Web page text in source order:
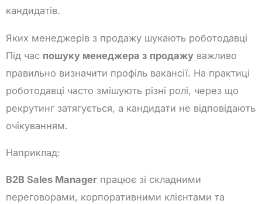
кандидатів.
Яких менеджерів з продажу шукають роботодавці
Під час пошуку менеджера з продажу важливо
правильно визначити профіль вакансії. На практиці
роботодавці часто змішують різні ролі, через що
рекрутинг затягується, а кандидати не відповідають
очікуванням.
Наприклад:
B2B Sales Manager працює зі складними
переговорами, корпоративними клієнтами та